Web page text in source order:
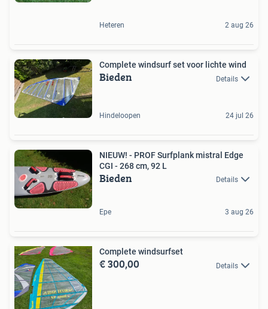
Heteren 2 aug 26
Complete windsurf set voor lichte wind
Bieden Details
Hindeloopen 24 jul 26
NIEUW! - PROF Surfplank mistral Edge
CGI - 268 cm, 92 L
Bieden Details
Epe 3 aug 26
Complete windsurfset
€ 300,00 Details